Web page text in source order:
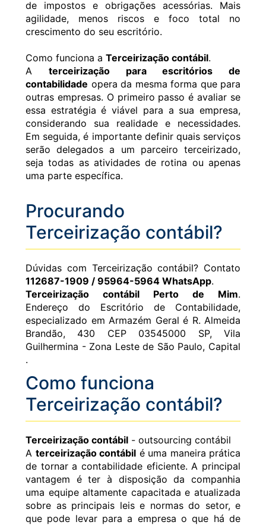
de impostos e obrigações acessórias. Mais
agilidade, menos riscos e foco total no
crescimento do seu escritório.
Como funciona a Terceirização contábil.
A terceirização para escritórios de
contabilidade opera da mesma forma que para
outras empresas. O primeiro passo é avaliar se
essa estratégia é viável para a sua empresa,
considerando sua realidade e necessidades.
Em seguida, é importante definir quais serviços
serão delegados a um parceiro terceirizado,
seja todas as atividades de rotina ou apenas
uma parte específica.
Procurando
Terceirização contábil?
Dúvidas com Terceirização contábil? Contato
112687-1909 / 95964-5964 WhatsApp.
Terceirização contábil Perto de Mim.
Endereço do Escritório de Contabilidade,
especializado em Armazém Geral é R. Almeida
Brandão, 430 CEP 03545000 SP, Vila
Guilhermina - Zona Leste de São Paulo, Capital
.
Como funciona
Terceirização contábil?
Terceirização contábil - outsourcing contábil
A terceirização contábil é uma maneira prática
de tornar a contabilidade eficiente. A principal
vantagem é ter à disposição da companhia
uma equipe altamente capacitada e atualizada
sobre as principais leis e normas do setor, e
que pode levar para a empresa o que há de